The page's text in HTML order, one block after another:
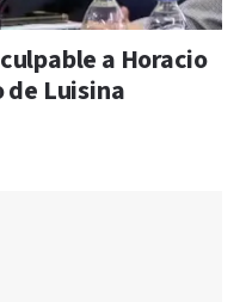
a Horacio
Luisina